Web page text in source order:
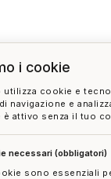
i cookie
cookie e
navigazione e
è attivo senza il tuo
necessari (obbligatori)
sono essenziali